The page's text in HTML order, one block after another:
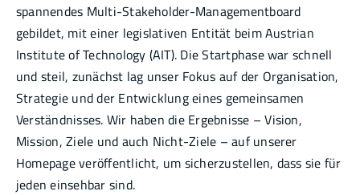
spannendes Multi-Stakeholder-Managementboard
gebildet, mit einer legislativen Entität beim Austrian
Institute of Technology (AIT). Die Startphase war schnell
und steil, zunächst lag unser Fokus auf der Organisation,
Strategie und der Entwicklung eines gemeinsamen
Verständnisses. Wir haben die Ergebnisse – Vision,
Mission, Ziele und auch Nicht-Ziele – auf unserer
Homepage veröffentlicht, um sicherzustellen, dass sie für
jeden einsehbar sind.